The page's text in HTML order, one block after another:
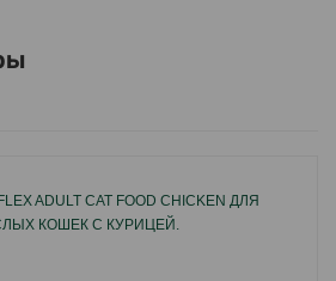
организма кастрированных
ADULT CAT FOOD CHICKEN ДЛЯ
КОШЕК С КУРИЦЕЙ.